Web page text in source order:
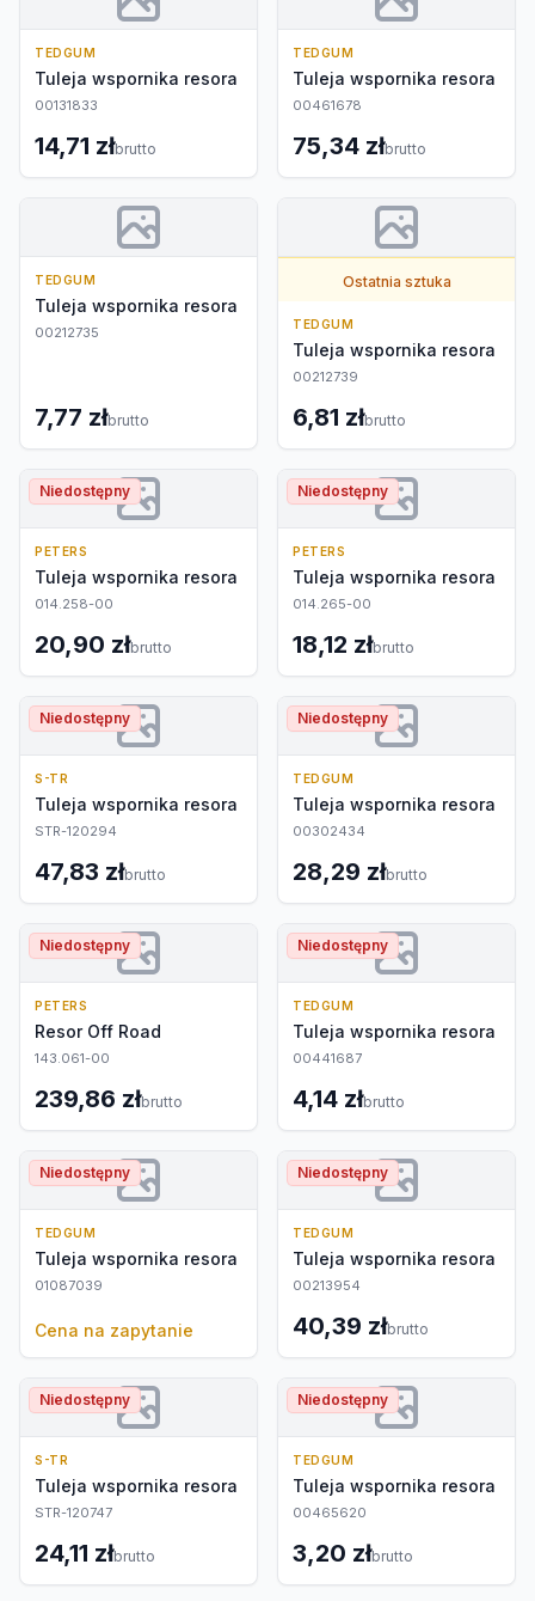
TEDGUM
Tuleja wspornika resora
00131833
14,71 złbrutto
TEDGUM
Tuleja wspornika resora
00461678
75,34 złbrutto
TEDGUM
Tuleja wspornika resora
00212735
7,77 złbrutto
Ostatnia sztuka
TEDGUM
Tuleja wspornika resora
00212739
6,81 złbrutto
Niedostępny
PETERS
Tuleja wspornika resora
014.258-00
20,90 złbrutto
Niedostępny
PETERS
Tuleja wspornika resora
014.265-00
18,12 złbrutto
Niedostępny
S-TR
Tuleja wspornika resora
STR-120294
47,83 złbrutto
Niedostępny
TEDGUM
Tuleja wspornika resora
00302434
28,29 złbrutto
Niedostępny
PETERS
Resor Off Road
143.061-00
239,86 złbrutto
Niedostępny
TEDGUM
Tuleja wspornika resora
00441687
4,14 złbrutto
Niedostępny
TEDGUM
Tuleja wspornika resora
01087039
Cena na zapytanie
Niedostępny
TEDGUM
Tuleja wspornika resora
00213954
40,39 złbrutto
Niedostępny
S-TR
Tuleja wspornika resora
STR-120747
24,11 złbrutto
Niedostępny
TEDGUM
Tuleja wspornika resora
00465620
3,20 złbrutto